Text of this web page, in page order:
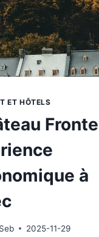
ET HÔTELS
à
2025-11-29